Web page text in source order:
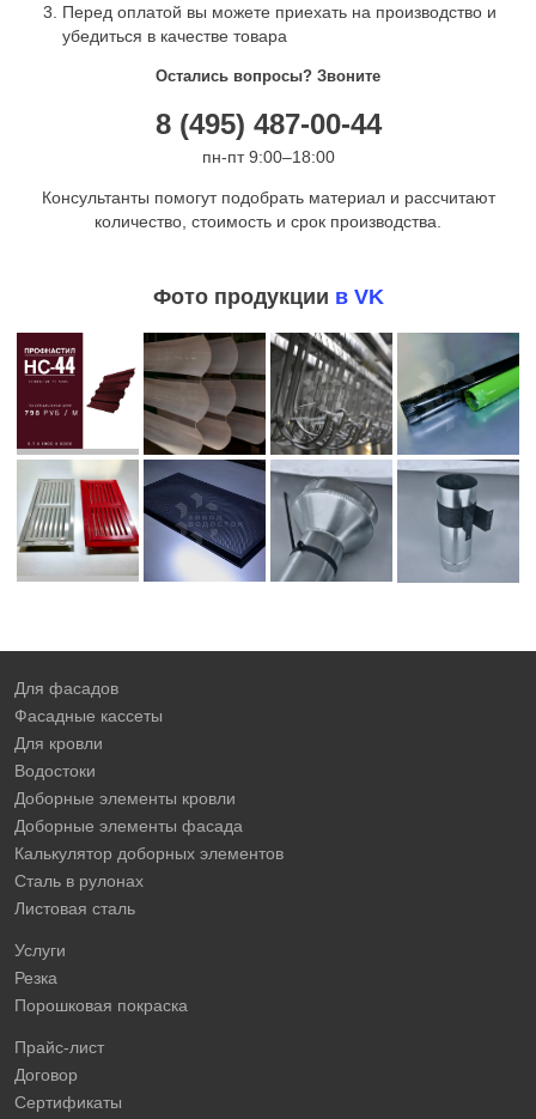
Перед оплатой вы можете приехать на производство и
убедиться в качестве товара
Остались вопросы? Звоните
8 (495) 487-00-44
пн-пт 9:00–18:00
Консультанты помогут подобрать материал и рассчитают
количество, стоимость и срок производства.
Фото продукции в VK
Для фасадов
Фасадные кассеты
Для кровли
Водостоки
Доборные элементы кровли
Доборные элементы фасада
Калькулятор доборных элементов
Сталь в рулонах
Листовая сталь
Услуги
Резка
Порошковая покраска
Прайс-лист
Договор
Сертификаты